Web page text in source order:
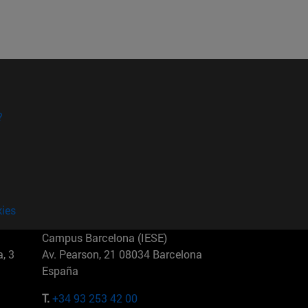
3
Campus Barcelona (IESE)
Av. Pearson, 21 08034 Barcelona
España
T.+34 93 253 42 00